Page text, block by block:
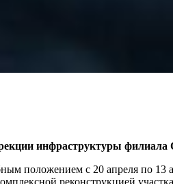
инфраструктуры
с 20 апреля по 13
реконструкцией